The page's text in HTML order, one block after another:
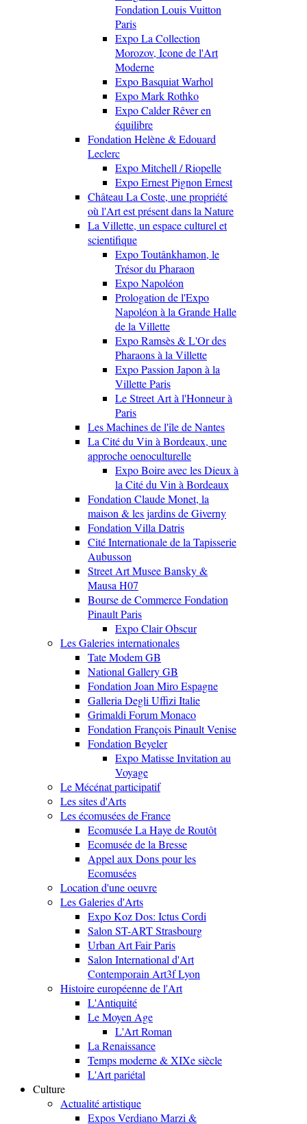
Fondation Louis Vuitton
Paris
Expo La Collection
Morozov, Icone de l'Art
Moderne
Expo Basquiat Warhol
Expo Mark Rothko
Expo Calder Rêver en
équilibre
Fondation Helène & Edouard
Leclerc
Expo Mitchell / Riopelle
Expo Ernest Pignon Ernest
Château La Coste, une propriété
où l'Art est présent dans la Nature
La Villette, un espace culturel et
scientifique
Expo Toutânkhamon, le
Trésor du Pharaon
Expo Napoléon
Prologation de l'Expo
Napoléon à la Grande Halle
de la Villette
Expo Ramsès & L'Or des
Pharaons à la Villette
Expo Passion Japon à la
Villette Paris
Le Street Art à l'Honneur à
Paris
Les Machines de l'île de Nantes
La Cité du Vin à Bordeaux, une
approche oenoculturelle
Expo Boire avec les Dieux à
la Cité du Vin à Bordeaux
Fondation Claude Monet, la
maison & les jardins de Giverny
Fondation Villa Datris
Cité Internationale de la Tapisserie
Aubusson
Street Art Musee Bansky &
Mausa H07
Bourse de Commerce Fondation
Pinault Paris
Expo Clair Obscur
Les Galeries internationales
Tate Modem GB
National Gallery GB
Fondation Joan Miro Espagne
Galleria Degli Uffizi Italie
Grimaldi Forum Monaco
Fondation François Pinault Venise
Fondation Beyeler
Expo Matisse Invitation au
Voyage
Le Mécénat participatif
Les sites d'Arts
Les écomusées de France
Ecomusée La Haye de Routôt
Ecomusée de la Bresse
Appel aux Dons pour les
Ecomusées
Location d'une oeuvre
Les Galeries d'Arts
Expo Koz Dos: Ictus Cordi
Salon ST-ART Strasbourg
Urban Art Fair Paris
Salon International d'Art
Contemporain Art3f Lyon
Histoire européenne de l'Art
L'Antiquité
Le Moyen Age
L'Art Roman
La Renaissance
Temps moderne & XIXe siècle
L'Art pariétal
Culture
Actualité artistique
Expos Verdiano Marzi &